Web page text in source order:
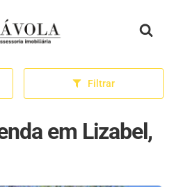
inicial
Filtrar
em Lizabel,